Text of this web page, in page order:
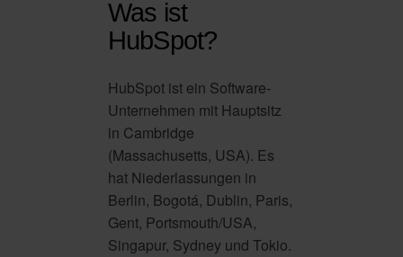
Was ist
HubSpot?
HubSpot ist ein Software-
Unternehmen mit Hauptsitz
in Cambridge
(Massachusetts, USA). Es
hat Niederlassungen in
Berlin, Bogotá, Dublin, Paris,
Gent, Portsmouth/USA,
Singapur, Sydney und Tokio.